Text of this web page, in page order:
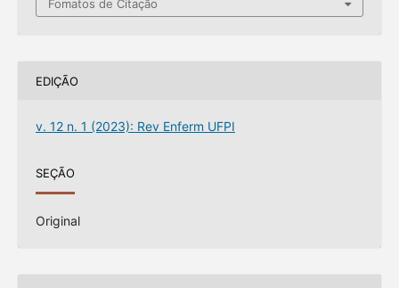
Fomatos de Citação
EDIÇÃO
v. 12 n. 1 (2023): Rev Enferm UFPI
SEÇÃO
Original